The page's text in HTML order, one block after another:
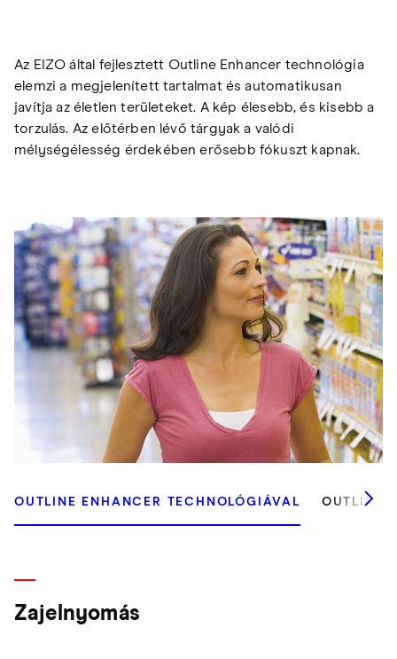
Az EIZO által fejlesztett Outline Enhancer technológia
elemzi a megjelenített tartalmat és automatikusan
javítja az életlen területeket. A kép élesebb, és kisebb a
torzulás. Az előtérben lévő tárgyak a valódi
mélységélesség érdekében erősebb fókuszt kapnak.
OUTLINE ENHANCER TECHNOLÓGIÁVAL OUTLINE
Zajelnyomás